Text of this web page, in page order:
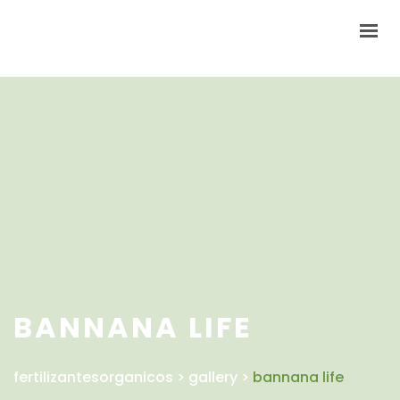
BANNANA LIFE
fertilizantesorganicos > gallery > bannana life